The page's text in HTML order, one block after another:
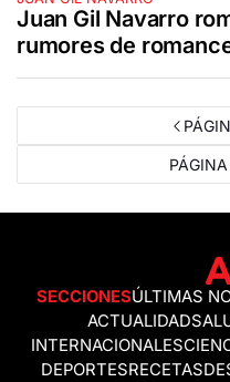
Juan Gil Navarro
rumores de
SECCIONESÚLTIMAS
ACTUALIDAD
INTERNACIONALES
DEPORTESRECETAS